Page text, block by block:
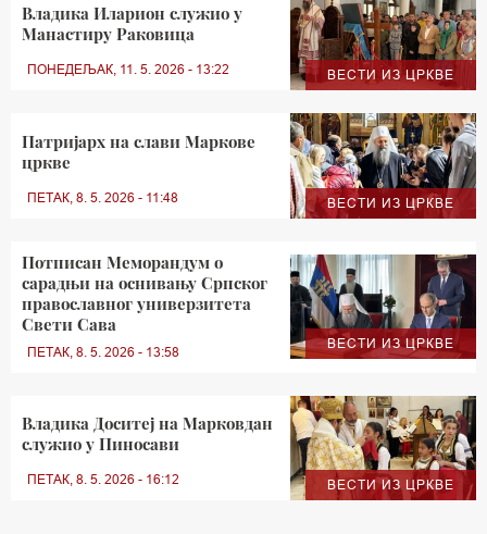
ВЕСТИ ИЗ ЦРКВЕ
Владика Иларион служио у
Манастиру Раковица
ПОНЕДЕЉАК, 11. 5. 2026 - 13:22
ВЕСТИ ИЗ ЦРКВЕ
Патријарх на слави Маркове
цркве
ПЕТАК, 8. 5. 2026 - 11:48
ВЕСТИ ИЗ ЦРКВЕ
Потписан Меморандум о
сарадњи на оснивању Српског
православног универзитета
Свети Сава
ПЕТАК, 8. 5. 2026 - 13:58
ВЕСТИ ИЗ ЦРКВЕ
Владика Доситеј на Марковдан
служио у Пиносави
ПЕТАК, 8. 5. 2026 - 16:12